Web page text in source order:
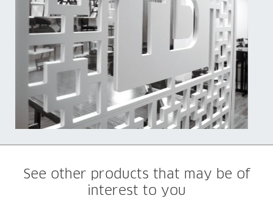
See other products that may be of
interest to you